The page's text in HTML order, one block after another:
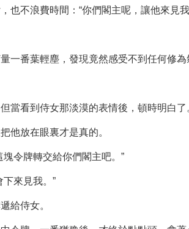
也不浪費時間：“你們閣主呢，讓他來見
一番葉輕塵，發現竟然感受不到任何修
當看到侍女那淡漠的表情後，頓時明白了
他放在眼裏才是真的。
塊令牌轉交給你們閣主吧。”
下來見我。”
給侍女。